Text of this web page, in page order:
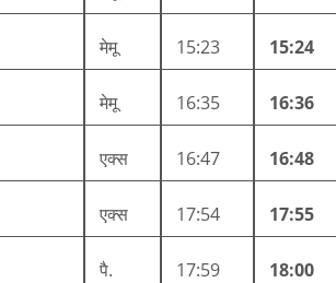
मेमू 15:23 15:24
मेमू 16:35 16:36
एक्स 16:47 16:48
एक्स 17:54 17:55
पै. 17:59 18:00